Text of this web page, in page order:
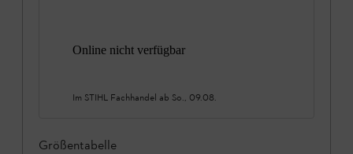
Online nicht verfügbar
Im STIHL Fachhandel ab So., 09.08.
Größentabelle